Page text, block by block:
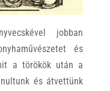
jobban
és
a törökök után a
és átvettünk